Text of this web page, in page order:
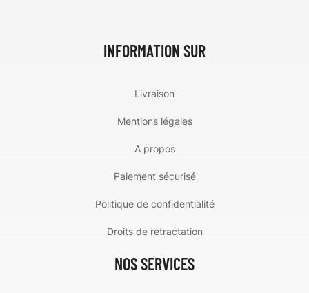
INFORMATION SUR
Livraison
Mentions légales
A propos
Paiement sécurisé
Politique de confidentialité
Droits de rétractation
NOS SERVICES